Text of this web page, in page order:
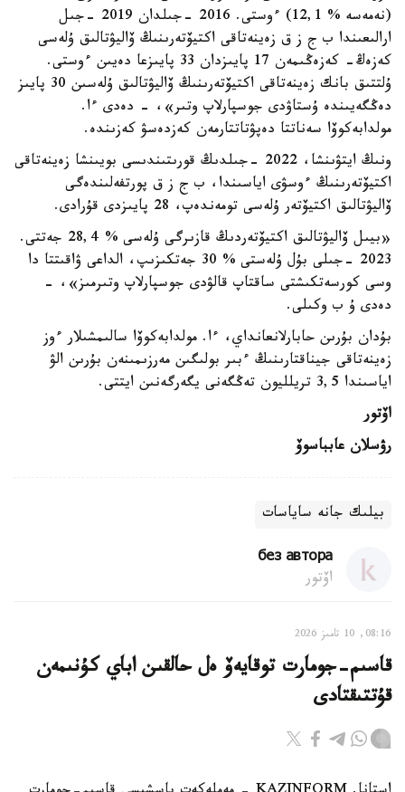
(نەمەسە % 12,1) ءوستى. 2016 -جىلدان 2019 -جىل
ارالىعىندا ب ج ز ق زەينەتاقى اكتيۆتەرىنىڭ ۆاليۋتالىق ۇلەسى
كەزەڭ- كەزەڭىمەن 17 پايىزدان 33 پايىزعا دەيىن ءوستى.
ۇلتتىق بانك زەينەتاقى اكتيۆتەرىنىڭ ۆاليۋتالىق ۇلەسىن 30 پايىز
دەڭگەيىندە ۇستاۋدى جوسپارلاپ وتىر»، - دەدى ءا.
مولدابەكوۆا سەناتتا دەپۋتاتتارمەن كەزدەسۋ كەزىندە.
ونىڭ ايتۋىنشا، 2022 -جىلدىڭ قورىتىندىسى بويىنشا زەينەتاقى
اكتيۆتەرىنىڭ ءوسۋى اياسىندا، ب ج ز ق پورتفەلىندەگى
ۆاليۋتالىق اكتيۆتەر ۇلەسى تومەندەپ، 28 پايىزدى قۇرادى.
«بيىل ۆاليۋتالىق اكتيۆتەردىڭ قازىرگى ۇلەسى % 28,4 جەتتى.
2023 -جىلى بۇل ۇلەستى % 30 جەتكىزىپ، الداعى ۋاقىتتا دا
وسى كورسەتكىشتى ساقتاپ قالۋدى جوسپارلاپ وتىرمىز»، -
دەدى ۇ ب وكىلى.
بۇدان بۇرىن حابارلانعانداي، ءا. مولدابەكوۆا سالىمشىلار ءوز
زەينەتاقى جيناقتارىنىڭ ءبىر بولىگىن مەرزىمىنەن بۇرىن الۋ
اياسىندا 3,5 تريلليون تەڭگەنى يگەرگەنىن ايتتى.
اۆتور
رۋسلان عابباسوۆ
بيلىك جانە ساياسات
без автора
اۆتور
08:16, 10 تامىز 2026
قاسىم-جومارت توقايەۆ ەل حالقىن اباي كۇنىمەن
قۇتتىقتادى